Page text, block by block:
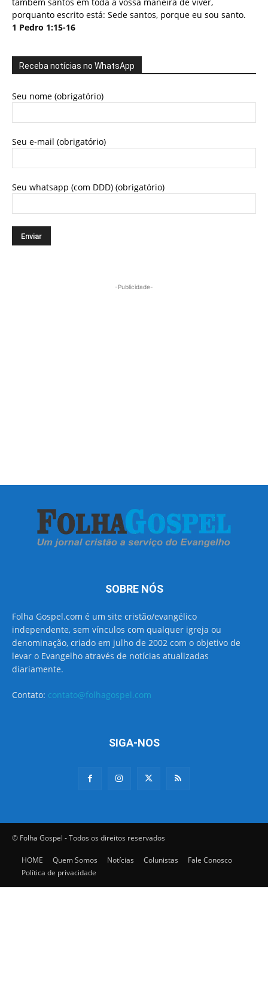
porquanto escrito está: Sede santos, porque eu sou santo.
1 Pedro 1:15-16
Receba notícias no WhatsApp
Seu nome (obrigatório)
Seu e-mail (obrigatório)
Seu whatsapp (com DDD) (obrigatório)
-Publicidade-
SOBRE NÓS
Folha Gospel.com é um site cristão/evangélico
independente, sem vínculos com qualquer igreja ou
denominação, criado em julho de 2002 com o objetivo de
levar o Evangelho através de notícias atualizadas
diariamente.
Contato: contato@folhagospel.com
SIGA-NOS
© Folha Gospel - Todos os direitos reservados
HOME Quem Somos Notícias Colunistas
Fale Conosco
Política de privacidade